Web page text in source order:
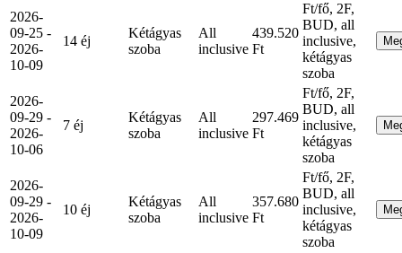
2026-
09-25 -
2026-
10-09
14 éj
Kétágyas
szoba
All
inclusive
439.520
Ft
Ft/fő, 2F,
BUD, all
inclusive,
kétágyas
szoba
2026-
09-29 -
2026-
10-06
7 éj
Kétágyas
szoba
All
inclusive
297.469
Ft
Ft/fő, 2F,
BUD, all
inclusive,
kétágyas
szoba
2026-
09-29 -
2026-
10-09
10 éj
Kétágyas
szoba
All
inclusive
357.680
Ft
Ft/fő, 2F,
BUD, all
inclusive,
kétágyas
szoba